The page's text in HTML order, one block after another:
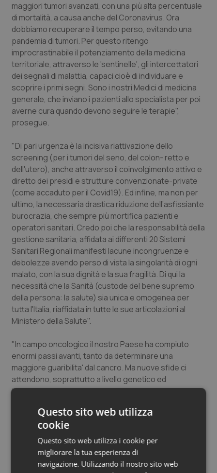
Umbria
Valle D’Aosta
Veneto
Oftalmologia
Oncodermatologia
Oncoematologia
Oncologia & Nutrizione
Psoriasi & pelle
Quotidiano Cardiologia
Quotidiano Chirurgia
Quotidiano Oncologia
Quotidiano Pediatria
Rene & patologie urogenitali
Salute orale & impianti
Sangue & coagulazione
Tiroide
Tumore al seno
Tumore ovarico
Tumori gastrointestinali
Ulcera & Reflusso
Vaccini
maggiori tumori avanzati, con una più alta percentuale
di mortalità, a causa anche del Coronavirus. Ora
dobbiamo recuperare il tempo perso, evitando una
pandemia di tumori. Per questo ritengo
improcrastinabile il potenziamento della medicina
territoriale, attraverso le 'sentinelle', gli intercettatori
dei segnali di malattia, capaci cioè di individuare e
scoprire i primi segni. Sono i nostri Medici di medicina
generale, che inviano i pazienti allo specialista per poi
averne cura quando devono seguire le terapie",
prosegue.
"Di pari urgenza è la incisiva riattivazione dello
screening (per i tumori del seno, del colon- retto e
dell'utero), anche attraverso il coinvolgimento attivo e
diretto dei presidi e strutture convenzionate-private
(come accaduto per il Covid19). Ed infine, ma non per
ultimo, la necessaria drastica riduzione dell’asfissiante
burocrazia, che sempre più mortifica pazienti e
operatori sanitari. Credo poi che la responsabilità della
gestione sanitaria, affidata ai differenti 20 Sistemi
Sanitari Regionali manifesti lacune incongruenze e
debolezze avendo perso di vista la singolarità di ogni
malato, con la sua dignità e la sua fragilità. Di qui la
necessità che la Sanità (custode del bene supremo
della persona: la salute) sia unica e omogenea per
tutta l'Italia, riaffidata in tutte le sue articolazioni al
Ministero della Salute".
"In campo oncologico il nostro Paese ha compiuto
enormi passi avanti, tanto da determinare una
maggiore guaribilita' dal cancro. Ma nuove sfide ci
attendono, soprattutto a livello genetico ed
immunologico, per vincere il cancro. Sappiamo che
livello mondiale a circa 25 milioni di persone. Ed il tasso
di sopravvivenza a 5 anni per tutti i tumori
diagnosticati, attualmente in Italia di circa il 65%,
potrebbe (ed è questa la vera odierna sfida)
raggiungere il 90% grazie alla innovativa pratica
Questo sito web utilizza
cookie
Questo sito web utilizza i cookie per
migliorare la tua esperienza di
navigazione. Utilizzando il nostro sito web